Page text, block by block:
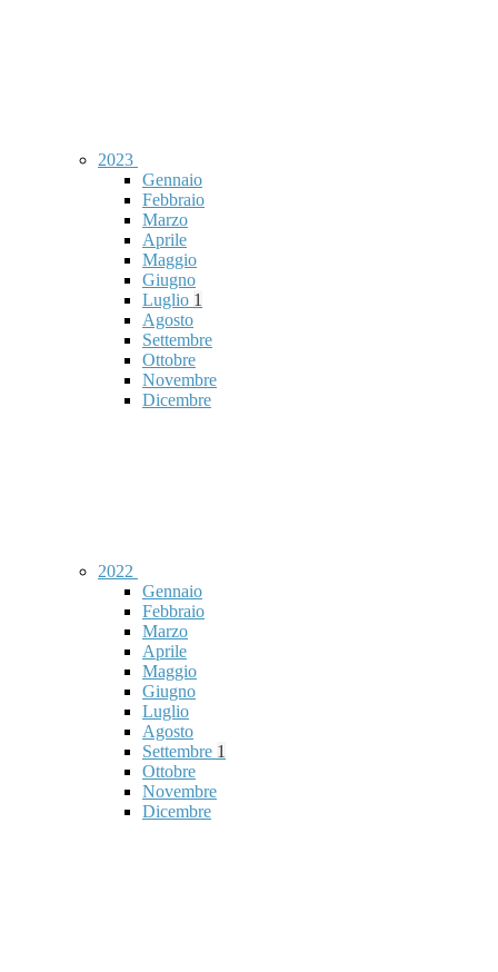
2023
Gennaio
Febbraio
Marzo
Aprile
Maggio
Giugno
Luglio 1
Agosto
Settembre
Ottobre
Novembre
Dicembre
2022
Gennaio
Febbraio
Marzo
Aprile
Maggio
Giugno
Luglio
Agosto
Settembre 1
Ottobre
Novembre
Dicembre